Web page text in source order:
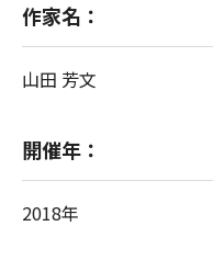
作家名：
山田 芳文
開催年：
2018年